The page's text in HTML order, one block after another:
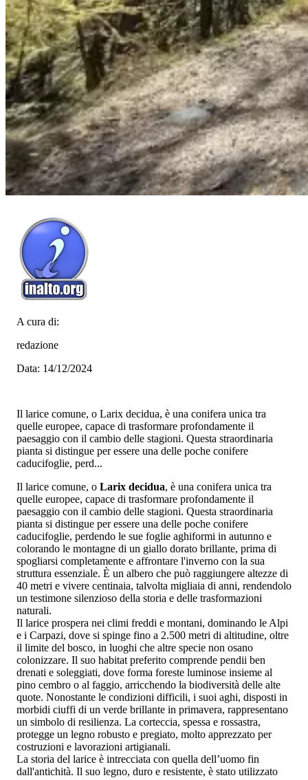
A cura di:
redazione
Data: 14/12/2024
Il larice comune, o Larix decidua, è una conifera unica tra
quelle europee, capace di trasformare profondamente il
paesaggio con il cambio delle stagioni. Questa straordinaria
pianta si distingue per essere una delle poche conifere
caducifoglie, perd...
Il larice comune, o Larix decidua, è una conifera unica tra
quelle europee, capace di trasformare profondamente il
paesaggio con il cambio delle stagioni. Questa straordinaria
pianta si distingue per essere una delle poche conifere
caducifoglie, perdendo le sue foglie aghiformi in autunno e
colorando le montagne di un giallo dorato brillante, prima di
spogliarsi completamente e affrontare l'inverno con la sua
struttura essenziale. È un albero che può raggiungere altezze di
40 metri e vivere centinaia, talvolta migliaia di anni, rendendolo
un testimone silenzioso della storia e delle trasformazioni
naturali.
Il larice prospera nei climi freddi e montani, dominando le Alpi
e i Carpazi, dove si spinge fino a 2.500 metri di altitudine, oltre
il limite del bosco, in luoghi che altre specie non osano
colonizzare. Il suo habitat preferito comprende pendii ben
drenati e soleggiati, dove forma foreste luminose insieme al
pino cembro o al faggio, arricchendo la biodiversità delle alte
quote. Nonostante le condizioni difficili, i suoi aghi, disposti in
morbidi ciuffi di un verde brillante in primavera, rappresentano
un simbolo di resilienza. La corteccia, spessa e rossastra,
protegge un legno robusto e pregiato, molto apprezzato per
costruzioni e lavorazioni artigianali.
La storia del larice è intrecciata con quella dell’uomo fin
dall'antichità. Il suo legno, duro e resistente, è stato utilizzato